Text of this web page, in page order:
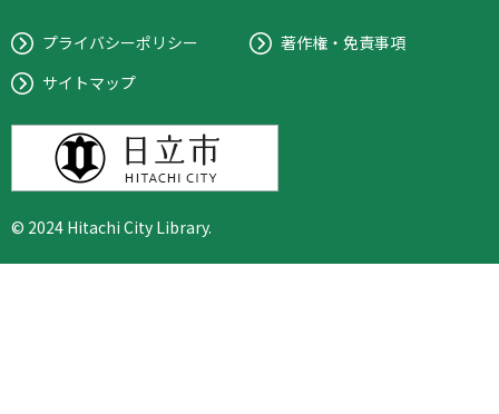
プライバシーポリシー
著作権・免責事項
サイトマップ
© 2024 Hitachi City Library.